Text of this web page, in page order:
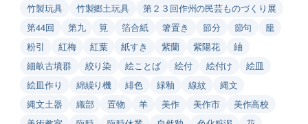
竹製玩具
竹製郷土玩具
第２３回作州の民芸ものづくり展
第44回
第九 筧 箔合紙 箸置き 節分 節句
籠
粉引
紅梅 紅葉 紙すき 紫蘭 紫陽花
紬
細畝古墳群
絞り染 絵ことば 絵付 絵付け
絵皿
絵皿作り
綿繰り機 緋色 緑釉 線紋
縄文
縄文土器
織部 置物 羊 美作 美作市
美作高校